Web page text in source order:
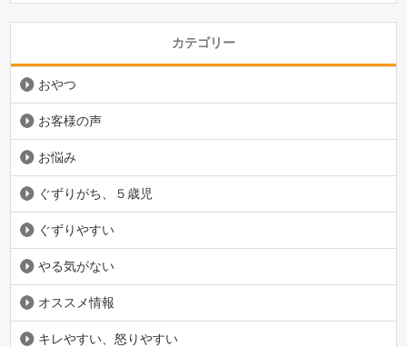
カテゴリー
おやつ
お客様の声
お悩み
ぐずりがち、５歳児
ぐずりやすい
やる気がない
オススメ情報
キレやすい、怒りやすい